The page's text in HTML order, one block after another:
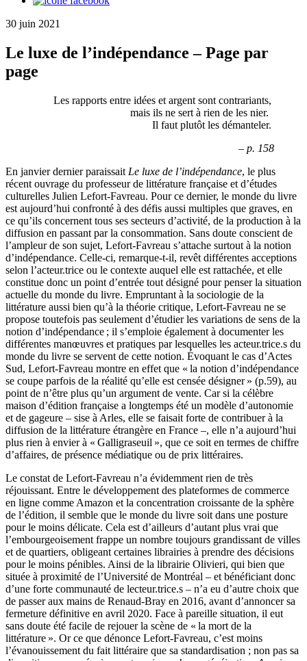
30 juin 2021
Le luxe de l’indépendance – Page par
page
Les rapports entre idées et argent sont contrariants,
mais ils ne sert à rien de les nier.
Il faut plutôt les démanteler.
– p. 158
En janvier dernier paraissait Le luxe de l’indépendance, le plus
récent ouvrage du professeur de littérature française et d’études
culturelles Julien Lefort-Favreau. Pour ce dernier, le monde du livre
est aujourd’hui confronté à des défis aussi multiples que graves, en
ce qu’ils concernent tous ses secteurs d’activité, de la production à la
diffusion en passant par la consommation. Sans doute conscient de
l’ampleur de son sujet, Lefort-Favreau s’attache surtout à la notion
d’indépendance. Celle-ci, remarque-t-il, revêt différentes acceptions
selon l’acteur.trice ou le contexte auquel elle est rattachée, et elle
constitue donc un point d’entrée tout désigné pour penser la situation
actuelle du monde du livre. Empruntant à la sociologie de la
littérature aussi bien qu’à la théorie critique, Lefort-Favreau ne se
propose toutefois pas seulement d’étudier les variations de sens de la
notion d’indépendance ; il s’emploie également à documenter les
différentes manœuvres et pratiques par lesquelles les acteur.trice.s du
monde du livre se servent de cette notion. Évoquant le cas d’Actes
Sud, Lefort-Favreau montre en effet que « la notion d’indépendance
se coupe parfois de la réalité qu’elle est censée désigner » (p.59), au
point de n’être plus qu’un argument de vente. Car si la célèbre
maison d’édition française a longtemps été un modèle d’autonomie
et de gageure – sise à Arles, elle se faisait forte de contribuer à la
diffusion de la littérature étrangère en France –, elle n’a aujourd’hui
plus rien à envier à « Galligraseuil », que ce soit en termes de chiffre
d’affaires, de présence médiatique ou de prix littéraires.
Le constat de Lefort-Favreau n’a évidemment rien de très
réjouissant. Entre le développement des plateformes de commerce
en ligne comme Amazon et la concentration croissante de la sphère
de l’édition, il semble que le monde du livre soit dans une posture
pour le moins délicate. Cela est d’ailleurs d’autant plus vrai que
l’embourgeoisement frappe un nombre toujours grandissant de villes
et de quartiers, obligeant certaines librairies à prendre des décisions
pour le moins pénibles. Ainsi de la librairie Olivieri, qui bien que
située à proximité de l’Université de Montréal – et bénéficiant donc
d’une forte communauté de lecteur.trice.s – n’a eu d’autre choix que
de passer aux mains de Renaud-Bray en 2016, avant d’annoncer sa
fermeture définitive en avril 2020. Face à pareille situation, il eut
sans doute été facile de rejouer la scène de « la mort de la
littérature ». Or ce que dénonce Lefort-Favreau, c’est moins
l’évanouissement du fait littéraire que sa standardisation ; non pas sa